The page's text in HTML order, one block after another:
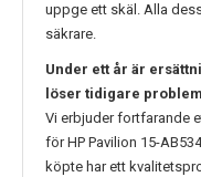
uppge ett skäl. Alla
säkrare.
Under ett år är
löser tidigare problem
Vi erbjuder fortfarande
förHP Pavilion 15-
köpte har ett